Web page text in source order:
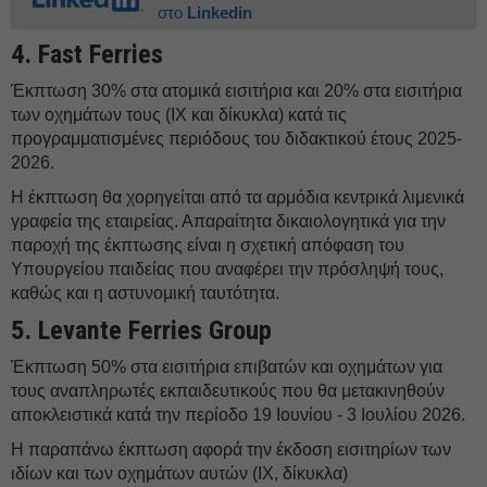
στο Linkedin
4.⁠ ⁠Fast Ferries
Έκπτωση 30% στα ατομικά εισιτήρια και 20% στα εισιτήρια
των οχημάτων τους (IX και δίκυκλα) κατά τις
προγραμματισμένες περιόδους του διδακτικού έτους 2025-
2026.
Η έκπτωση θα χορηγείται από τα αρμόδια κεντρικά λιμενικά
γραφεία της εταιρείας. Απαραίτητα δικαιολογητικά για την
παροχή της έκπτωσης είναι η σχετική απόφαση του
Υπουργείου παιδείας που αναφέρει την πρόσληψή τους,
καθώς και η αστυνομική ταυτότητα.
5.⁠ ⁠Levante Ferries Group
Έκπτωση 50% στα εισιτήρια επιβατών και οχημάτων για
τους αναπληρωτές εκπαιδευτικούς που θα μετακινηθούν
αποκλειστικά κατά την περίοδο 19 Ιουνίου - 3 Ιουλίου 2026.
Η παραπάνω έκπτωση αφορά την έκδοση εισιτηρίων των
ιδίων και των οχημάτων αυτών (ΙΧ, δίκυκλα)